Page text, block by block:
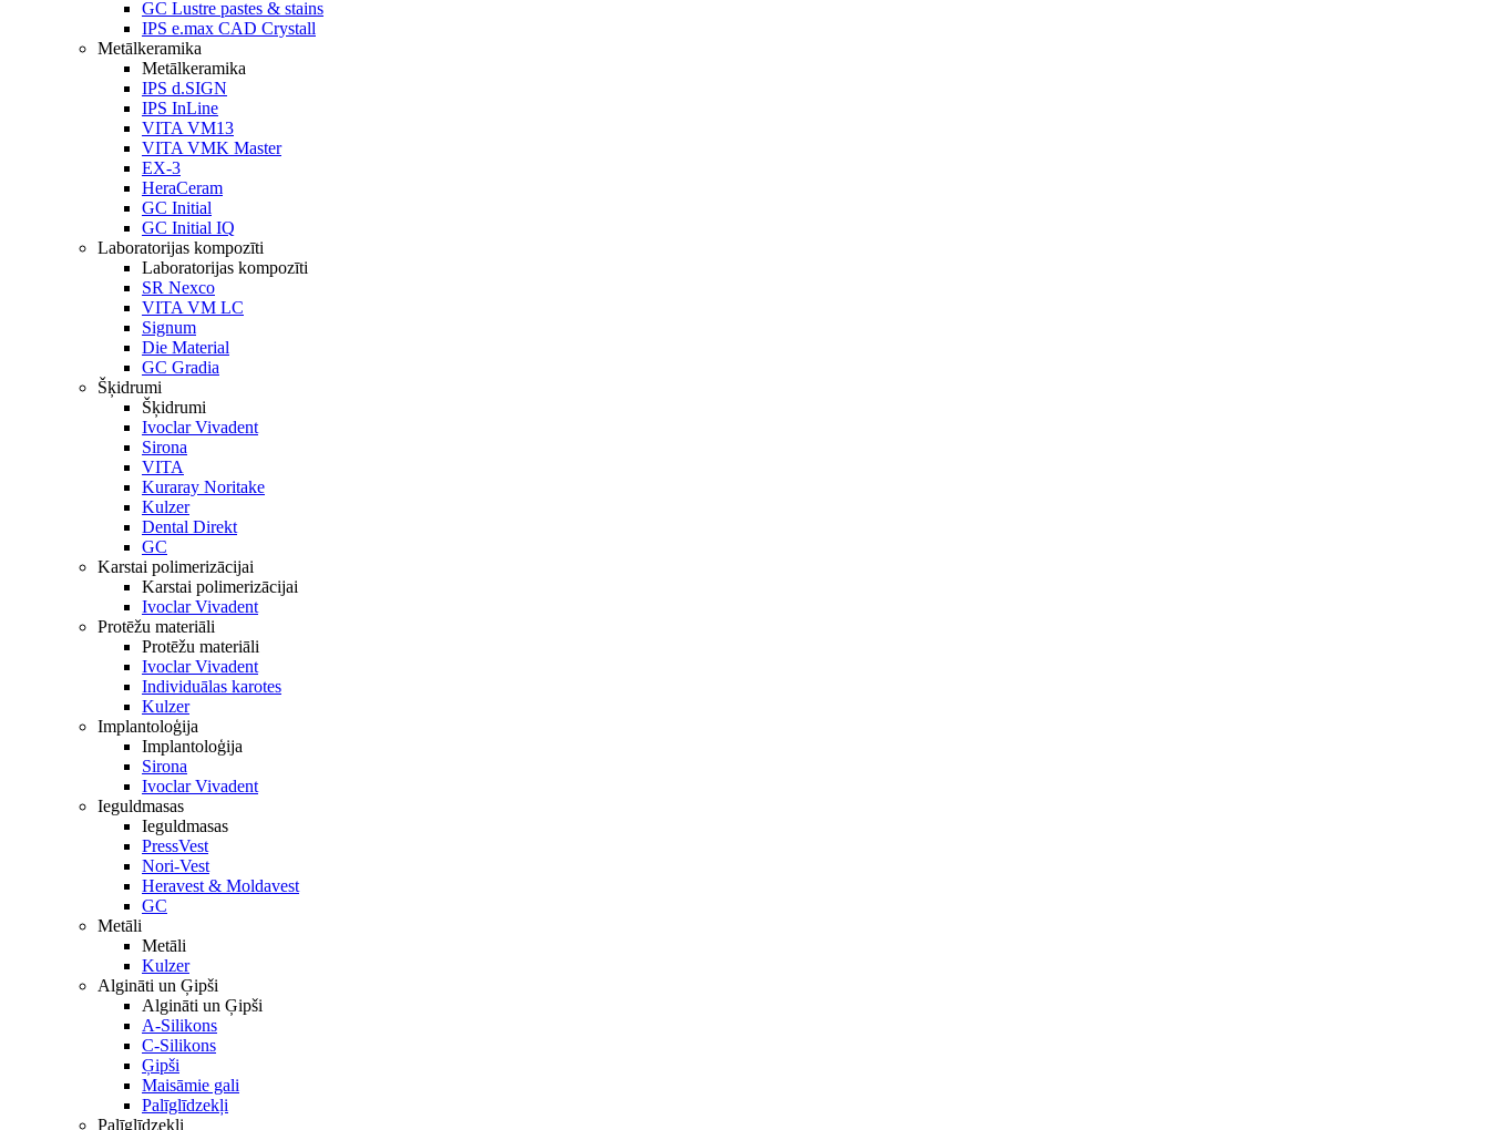
GC Lustre pastes & stains
IPS e.max CAD Crystall
Metālkeramika
Metālkeramika
IPS d.SIGN
IPS InLine
VITA VM13
VITA VMK Master
EX-3
HeraCeram
GC Initial
GC Initial IQ
Laboratorijas kompozīti
Laboratorijas kompozīti
SR Nexco
VITA VM LC
Signum
Die Material
GC Gradia
Šķidrumi
Šķidrumi
Ivoclar Vivadent
Sirona
VITA
Kuraray Noritake
Kulzer
Dental Direkt
GC
Karstai polimerizācijai
Karstai polimerizācijai
Ivoclar Vivadent
Protēžu materiāli
Protēžu materiāli
Ivoclar Vivadent
Individuālas karotes
Kulzer
Implantoloģija
Implantoloģija
Sirona
Ivoclar Vivadent
Ieguldmasas
Ieguldmasas
PressVest
Nori-Vest
Heravest & Moldavest
GC
Metāli
Metāli
Kulzer
Algināti un Ģipši
Algināti un Ģipši
A-Silikons
C-Silikons
Ģipši
Maisāmie gali
Palīglīdzekļi
Palīglīdzekļi